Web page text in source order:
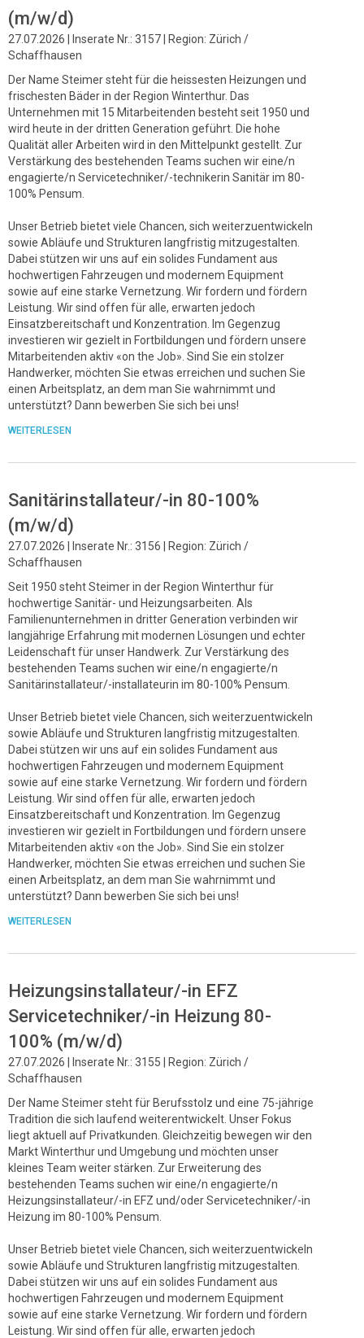
(m/w/d)
27.07.2026 | Inserate Nr.: 3157 | Region: Zürich /
Schaffhausen
Der Name Steimer steht für die heissesten Heizungen und
frischesten Bäder in der Region Winterthur. Das
Unternehmen mit 15 Mitarbeitenden besteht seit 1950 und
wird heute in der dritten Generation geführt. Die hohe
Qualität aller Arbeiten wird in den Mittelpunkt gestellt. Zur
Verstärkung des bestehenden Teams suchen wir eine/n
engagierte/n Servicetechniker/-technikerin Sanitär im 80-
100% Pensum.
Unser Betrieb bietet viele Chancen, sich weiterzuentwickeln
sowie Abläufe und Strukturen langfristig mitzugestalten.
Dabei stützen wir uns auf ein solides Fundament aus
hochwertigen Fahrzeugen und modernem Equipment
sowie auf eine starke Vernetzung. Wir fordern und fördern
Leistung. Wir sind offen für alle, erwarten jedoch
Einsatzbereitschaft und Konzentration. Im Gegenzug
investieren wir gezielt in Fortbildungen und fördern unsere
Mitarbeitenden aktiv «on the Job». Sind Sie ein stolzer
Handwerker, möchten Sie etwas erreichen und suchen Sie
einen Arbeitsplatz, an dem man Sie wahrnimmt und
unterstützt? Dann bewerben Sie sich bei uns!
WEITERLESEN
Sanitärinstallateur/-in 80-100%
(m/w/d)
27.07.2026 | Inserate Nr.: 3156 | Region: Zürich /
Schaffhausen
Seit 1950 steht Steimer in der Region Winterthur für
hochwertige Sanitär- und Heizungsarbeiten. Als
Familienunternehmen in dritter Generation verbinden wir
langjährige Erfahrung mit modernen Lösungen und echter
Leidenschaft für unser Handwerk. Zur Verstärkung des
bestehenden Teams suchen wir eine/n engagierte/n
Sanitärinstallateur/-installateurin im 80-100% Pensum.
Unser Betrieb bietet viele Chancen, sich weiterzuentwickeln
sowie Abläufe und Strukturen langfristig mitzugestalten.
Dabei stützen wir uns auf ein solides Fundament aus
hochwertigen Fahrzeugen und modernem Equipment
sowie auf eine starke Vernetzung. Wir fordern und fördern
Leistung. Wir sind offen für alle, erwarten jedoch
Einsatzbereitschaft und Konzentration. Im Gegenzug
investieren wir gezielt in Fortbildungen und fördern unsere
Mitarbeitenden aktiv «on the Job». Sind Sie ein stolzer
Handwerker, möchten Sie etwas erreichen und suchen Sie
einen Arbeitsplatz, an dem man Sie wahrnimmt und
unterstützt? Dann bewerben Sie sich bei uns!
WEITERLESEN
Heizungsinstallateur/-in EFZ
Servicetechniker/-in Heizung 80-
100% (m/w/d)
27.07.2026 | Inserate Nr.: 3155 | Region: Zürich /
Schaffhausen
Der Name Steimer steht für Berufsstolz und eine 75-jährige
Tradition die sich laufend weiterentwickelt. Unser Fokus
liegt aktuell auf Privatkunden. Gleichzeitig bewegen wir den
Markt Winterthur und Umgebung und möchten unser
kleines Team weiter stärken. Zur Erweiterung des
bestehenden Teams suchen wir eine/n engagierte/n
Heizungsinstallateur/-in EFZ und/oder Servicetechniker/-in
Heizung im 80-100% Pensum.
Unser Betrieb bietet viele Chancen, sich weiterzuentwickeln
sowie Abläufe und Strukturen langfristig mitzugestalten.
Dabei stützen wir uns auf ein solides Fundament aus
hochwertigen Fahrzeugen und modernem Equipment
sowie auf eine starke Vernetzung. Wir fordern und fördern
Leistung. Wir sind offen für alle, erwarten jedoch